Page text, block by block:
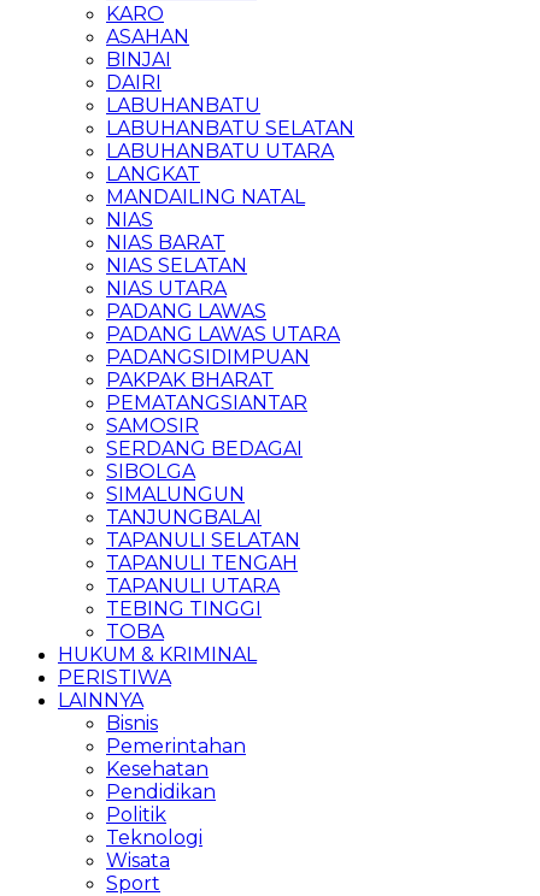
KARO
ASAHAN
BINJAI
DAIRI
LABUHANBATU
LABUHANBATU SELATAN
LABUHANBATU UTARA
LANGKAT
MANDAILING NATAL
NIAS
NIAS BARAT
NIAS SELATAN
NIAS UTARA
PADANG LAWAS
PADANG LAWAS UTARA
PADANGSIDIMPUAN
PAKPAK BHARAT
PEMATANGSIANTAR
SAMOSIR
SERDANG BEDAGAI
SIBOLGA
SIMALUNGUN
TANJUNGBALAI
TAPANULI SELATAN
TAPANULI TENGAH
TAPANULI UTARA
TEBING TINGGI
TOBA
HUKUM & KRIMINAL
PERISTIWA
LAINNYA
Bisnis
Pemerintahan
Kesehatan
Pendidikan
Politik
Teknologi
Wisata
Sport